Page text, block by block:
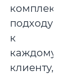
комплексному
подходу
к
каждому
клиенту,